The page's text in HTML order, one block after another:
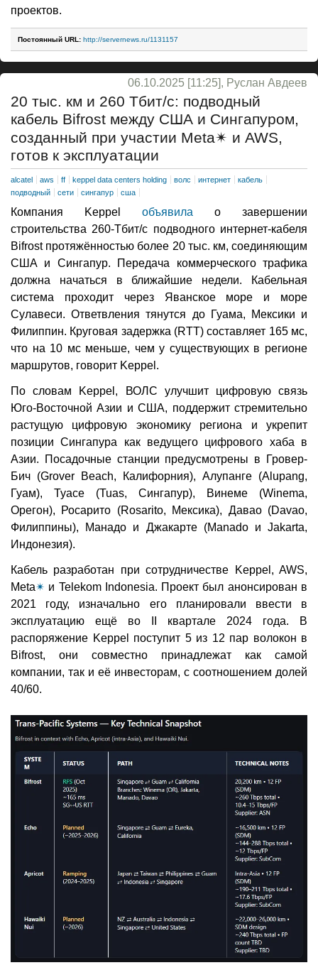
проектов.
Постоянный URL: http://servernews.ru/1131157
06.10.2025 [11:25], Руслан Авдеев
20 тыс. км и 260 Тбит/с: подводный
кабель Bifrost между США и Сингапуром,
созданный при участии Meta✴ и AWS,
готов к эксплуатации
alcatel aws ff keppel data centers holding волс интернет
кабель
подводный
сети сингапур сша
Компания Keppel объявила о завершении
строительства 260-Тбит/с подводного интернет-кабеля
Bifrost протяжённостью более 20 тыс. км, соединяющим
США и Сингапур. Передача коммерческого трафика
должна начаться в ближайшие недели. Кабельная
система проходит через Яванское море и море
Сулавеси. Ответвления тянутся до Гуама, Мексики и
Филиппин. Круговая задержка (RTT) составляет 165 мс,
что на 10 мс меньше, чем у существующих в регионе
маршрутов, говорит Keppel.
По словам Keppel, ВОЛС улучшит цифровую связь
Юго-Восточной Азии и США, поддержит стремительно
растущую цифровую экономику региона и укрепит
позиции Сингапура как ведущего цифрового хаба в
Азии. Посадочные станции предусмотрены в Гровер-
Бич (Grover Beach, Калифорния), Алупанге (Alupang,
Гуам), Туасе (Tuas, Сингапур), Винеме (Winema,
Орегон), Росарито (Rosarito, Мексика), Давао (Davao,
Филиппины), Манадо и Джакарте (Manado и Jakarta,
Индонезия).
Кабель разработан при сотрудничестве Keppel, AWS,
Meta✴ и Telekom Indonesia. Проект был анонсирован в
2021 году, изначально его планировали ввести в
эксплуатацию ещё во II квартале 2024 года. В
распоряжение Keppel поступит 5 из 12 пар волокон в
Bifrost, они совместно принадлежат как самой
компании, так и её инвесторам, с соотношением долей
40/60.